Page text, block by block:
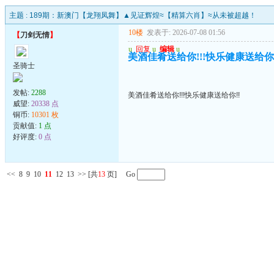
主题 : 189期：新澳门【龙翔凤舞】▲见证辉煌≈【精算六肖】≈从未被超越！
【刀剑无情】
圣骑士
发帖: 2288
威望: 20338 点
铜币: 10301 枚
贡献值: 1 点
好评度: 0 点
10楼 发表于: 2026-07-08 01:56
u 回复 u 编辑 u
美酒佳肴送给你!!!快乐健康送给
美酒佳肴送给你!!!快乐健康送给你!!
<< 8 9 10 11 12 13 >> [共13 页] Go